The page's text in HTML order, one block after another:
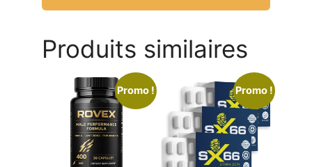
Produits similaires
Promo ! Promo !